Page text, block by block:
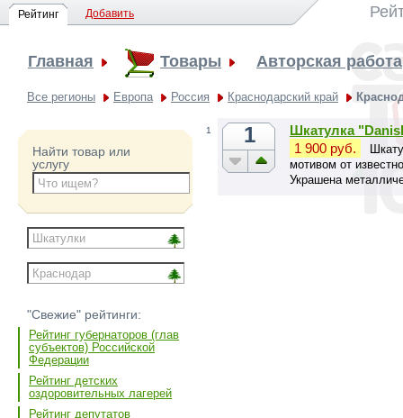
Рейтинг Добавить
Главная Товары Авторская работа
Все регионы Европа Россия Краснодарский край
Найти товар или
услугу
"Свежие" рейтинги:
Рейтинг губернаторов (глав
субъектов) Российской
Федерации
Рейтинг детских
оздоровительных лагерей
Рейтинг депутатов
1 1
Шкатулка
1 900 руб.
мотивом от
Украшена